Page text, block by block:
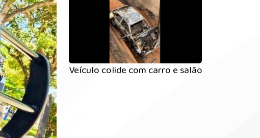
Veículo colide com carro e salão de beleza e